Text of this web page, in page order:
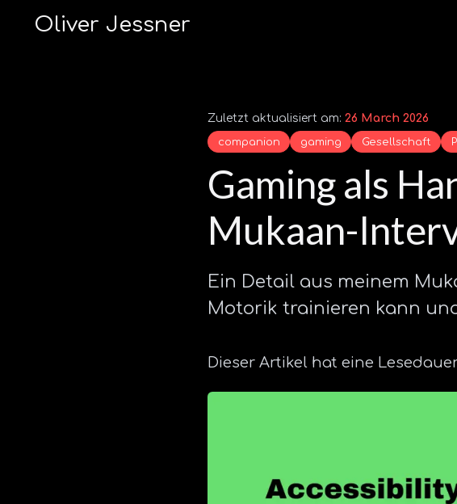
Oliver Jessner
Zuletzt aktualisiert am: 26 March 2026
companion
gaming Gesellschaft
Gaming als
Mukaan-
Ein Detail aus meinem
Motorik trainieren kann
Dieser Artikel hat eine